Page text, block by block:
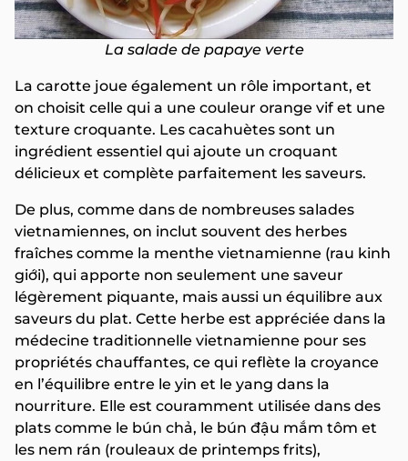
La salade de papaye verte
La carotte joue également un rôle important, et
on choisit celle qui a une couleur orange vif et une
texture croquante. Les cacahuètes sont un
ingrédient essentiel qui ajoute un croquant
délicieux et complète parfaitement les saveurs.
De plus, comme dans de nombreuses salades
vietnamiennes, on inclut souvent des herbes
fraîches comme la menthe vietnamienne (rau kinh
giới), qui apporte non seulement une saveur
légèrement piquante, mais aussi un équilibre aux
saveurs du plat. Cette herbe est appréciée dans la
médecine traditionnelle vietnamienne pour ses
propriétés chauffantes, ce qui reflète la croyance
en l’équilibre entre le yin et le yang dans la
nourriture. Elle est couramment utilisée dans des
plats comme le bún chả, le bún đậu mắm tôm et
les nem rán (rouleaux de printemps frits),